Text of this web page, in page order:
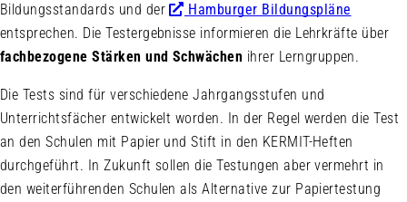
Bildungsstandards und der
Hamburger Bildungspläne
entsprechen. Die Testergebnisse informieren die Lehrkräfte über
fachbezogene Stärken und Schwächen ihrer Lerngruppen.
Die Tests sind für verschiedene Jahrgangsstufen und
Unterrichtsfächer entwickelt worden. In der Regel werden die Test
an den Schulen mit Papier und Stift in den KERMIT-Heften
durchgeführt. In Zukunft sollen die Testungen aber vermehrt in
den weiterführenden Schulen als Alternative zur Papiertestung